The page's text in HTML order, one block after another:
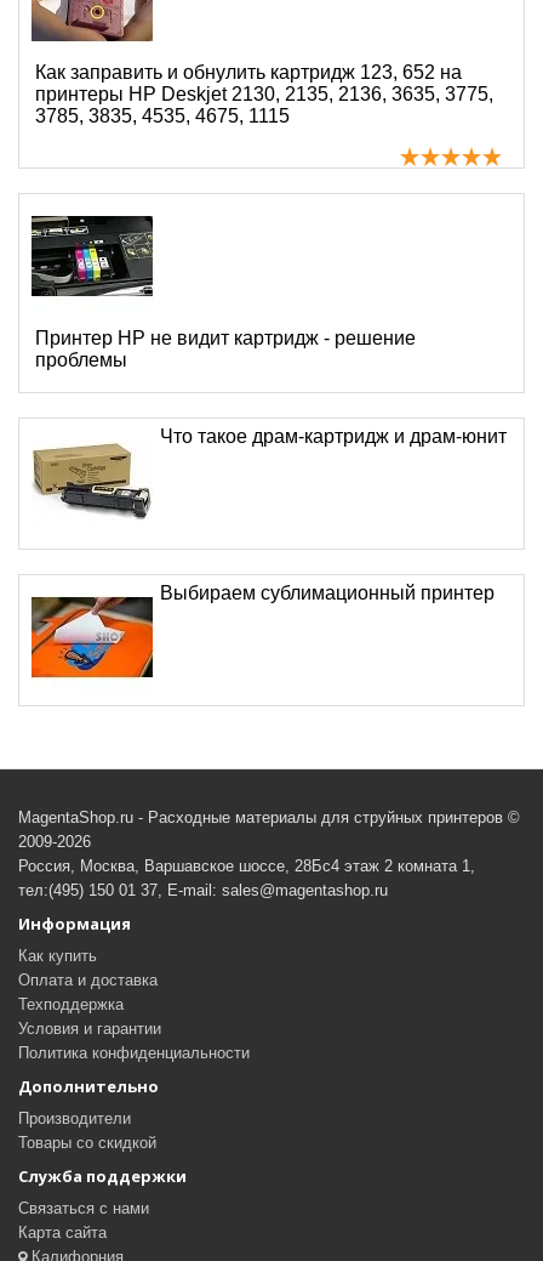
Как заправить и обнулить картридж 123, 652 на
принтеры HP Deskjet 2130, 2135, 2136, 3635, 3775,
3785, 3835, 4535, 4675, 1115
Принтер HP не видит картридж - решение
проблемы
Что такое драм-картридж и драм-юнит
Выбираем сублимационный принтер
MagentaShop.ru - Расходные материалы для струйных принтеров ©
2009-2026
Россия, Москва, Варшавское шоссе, 28Бс4 этаж 2 комната 1,
тел:(495) 150 01 37, E-mail: sales@magentashop.ru
Информация
Как купить
Оплата и доставка
Техподдержка
Условия и гарантии
Политика конфиденциальности
Дополнительно
Производители
Товары со скидкой
Служба поддержки
Связаться с нами
Карта сайта
Калифорния